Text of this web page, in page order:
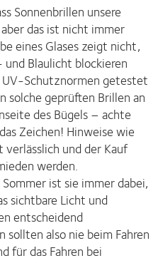
Sonnenbrillen unsere
das ist nicht immer
eines Glases zeigt nicht,
Blaulicht blockieren
UV-Schutznormen getestet
solche geprüften Brillen an
des Bügels – achte
Zeichen! Hinweise wie
und der Kauf
werden.
ist sie immer dabei,
sichtbare Licht und
entscheidend
also nie beim Fahren
für das Fahren bei